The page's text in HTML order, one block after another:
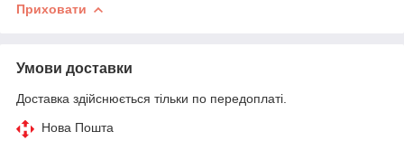
Приховати
Умови доставки
Доставка здійснюється тільки по передоплаті.
Нова Пошта